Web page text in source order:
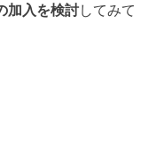
加入を検討してみて